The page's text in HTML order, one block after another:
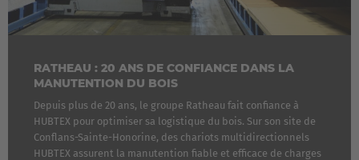
RATHEAU : 20 ANS DE CONFIANCE DANS LA
MANUTENTION DU BOIS
Depuis plus de 20 ans, le groupe Ratheau fait confiance à
HUBTEX pour optimiser sa logistique du bois. Sur son site de
Conflans-Sainte-Honorine, des chariots multidirectionnels
HUBTEX assurent la manutention fiable et efficace de charges